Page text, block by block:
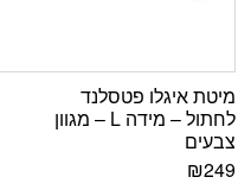
מיטת איגלו פטסלנד
לחתול – מידה L – מגוון
צבעים
₪249